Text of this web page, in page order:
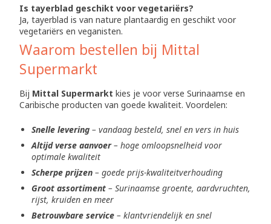
Is tayerblad geschikt voor vegetariërs?
Ja, tayerblad is van nature plantaardig en geschikt voor
vegetariërs en veganisten.
Waarom bestellen bij Mittal
Supermarkt
Bij Mittal Supermarkt kies je voor verse Surinaamse en
Caribische producten van goede kwaliteit. Voordelen:
Snelle levering – vandaag besteld, snel en vers in huis
Altijd verse aanvoer– hoge omloopsnelheid voor
optimale kwaliteit
Scherpe prijzen – goede prijs-kwaliteitverhouding
Groot assortiment – Surinaamse groente, aardvruchten,
rijst, kruiden en meer
Betrouwbare service – klantvriendelijk en snel